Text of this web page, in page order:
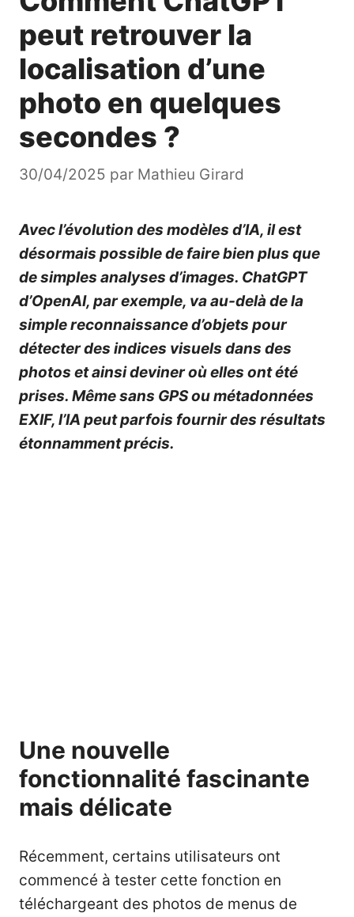
peut retrouver la
localisation d’une
photo en quelques
secondes ?
30/04/2025 par Mathieu Girard
Avec l’évolution des modèles d’IA, il est
désormais possible de faire bien plus que
de simples analyses d’images. ChatGPT
d’OpenAI, par exemple, va au-delà de la
simple reconnaissance d’objets pour
détecter des indices visuels dans des
photos et ainsi deviner où elles ont été
prises. Même sans GPS ou métadonnées
EXIF, l’IA peut parfois fournir des résultats
étonnamment précis.
Une nouvelle
fonctionnalité fascinante
mais délicate
Récemment, certains utilisateurs ont
commencé à tester cette fonction en
téléchargeant des photos de menus de